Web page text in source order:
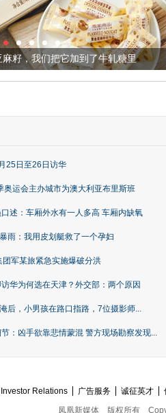
加到了牛轧糖里 被列入
25日至26日访华
奥运会主办城市为澳大利亚布里斯班
述：车厢外水有一人多高 车厢内缺氧
雨：我用皮划艇救了一个孕妇
军某旅紧急实施爆破分洪
华为何选在天津？外交部：两个原因
后，小男孩在路口指路，7位摄影师...
：凶手欲靠悲情蒙混 警方现场勘察发现...
Relations 广告服务 诚征英才
凤凰新媒体
版权所有